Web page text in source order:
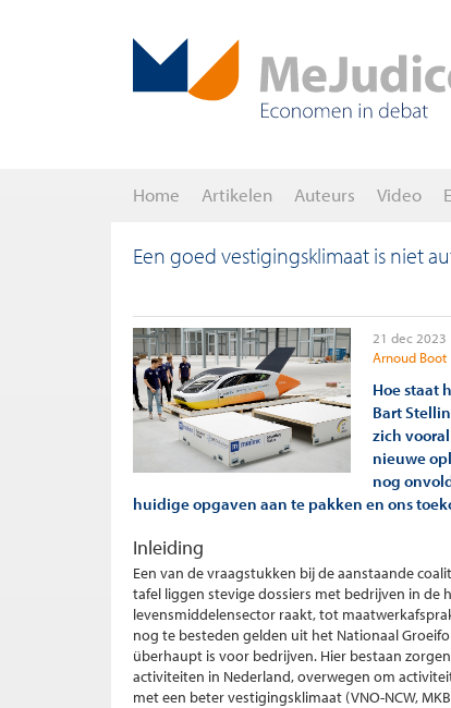
Home Artikelen Auteurs Video
Een goed vestigingsklimaat is niet
21 dec 2023
Arnoud Boot
Hoe staat
Bart
zich
nieuwe
nog
huidige opgaven aan te pakken en ons
Inleiding
Een van de vraagstukken bij de aanstaande
tafel liggen stevige dossiers met bedrijven in
levensmiddelensector raakt, tot
nog te besteden gelden uit het Nationaal
überhaupt is voor bedrijven. Hier bestaan
activiteiten in Nederland, overwegen om
met een beter vestigingsklimaat (VNO-NCW,